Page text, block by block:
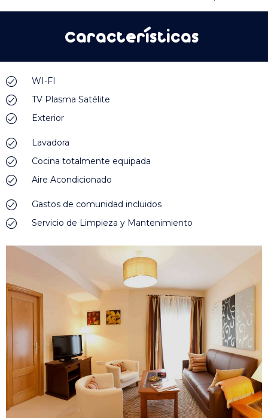
Características
WI-FI
TV Plasma Satélite
Exterior
Lavadora
Cocina totalmente equipada
Aire Acondicionado
Gastos de comunidad incluidos
Servicio de Limpieza y Mantenimiento